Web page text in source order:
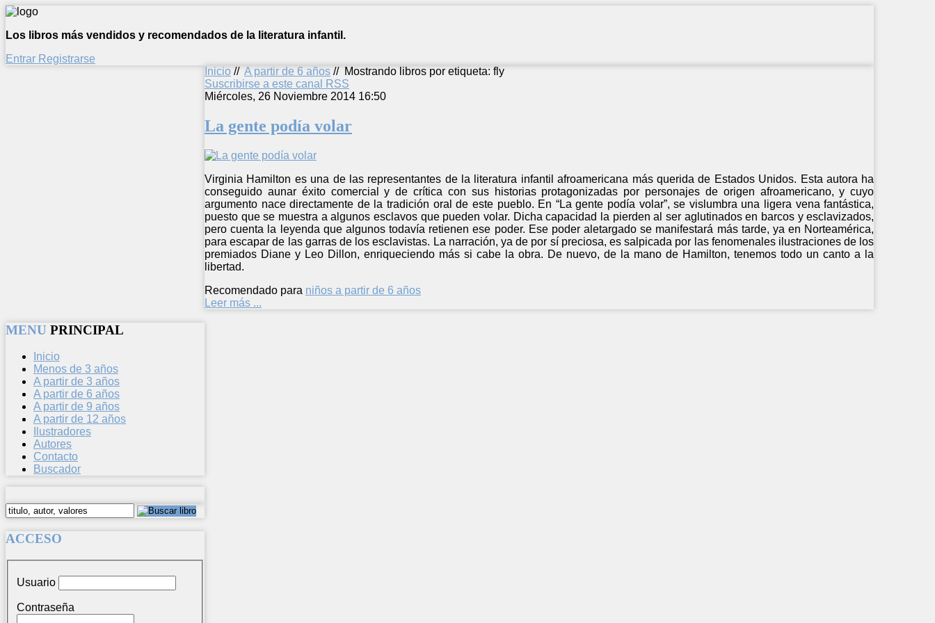
Los libros más vendidos y recomendados de la literatura infantil.
Entrar Registrarse
Inicio // A partir de 6 años // Mostrando libros por etiqueta: fly
Suscribirse a este canal RSS
Miércoles, 26 Noviembre 2014 16:50
La gente podía volar
Virginia Hamilton es una de las representantes de la literatura infantil afroamericana más querida de Estados Unidos. Esta autora ha
conseguido aunar éxito comercial y de crítica con sus historias protagonizadas por personajes de origen afroamericano, y cuyo
argumento nace directamente de la tradición oral de este pueblo. En “La gente podía volar”, se vislumbra una ligera vena fantástica,
puesto que se muestra a algunos esclavos que pueden volar. Dicha capacidad la pierden al ser aglutinados en barcos y esclavizados,
pero cuenta la leyenda que algunos todavía retienen ese poder. Ese poder aletargado se manifestará más tarde, ya en Norteamérica,
para escapar de las garras de los esclavistas. La narración, ya de por sí preciosa, es salpicada por las fenomenales ilustraciones de los
premiados Diane y Leo Dillon, enriqueciendo más si cabe la obra. De nuevo, de la mano de Hamilton, tenemos todo un canto a la
libertad.
Recomendado para niños a partir de 6 años
Leer más ...
MENU PRINCIPAL
Inicio
Menos de 3 años
A partir de 3 años
A partir de 6 años
A partir de 9 años
A partir de 12 años
Ilustradores
Autores
Contacto
Buscador
ACCESO
Usuario
Contraseña